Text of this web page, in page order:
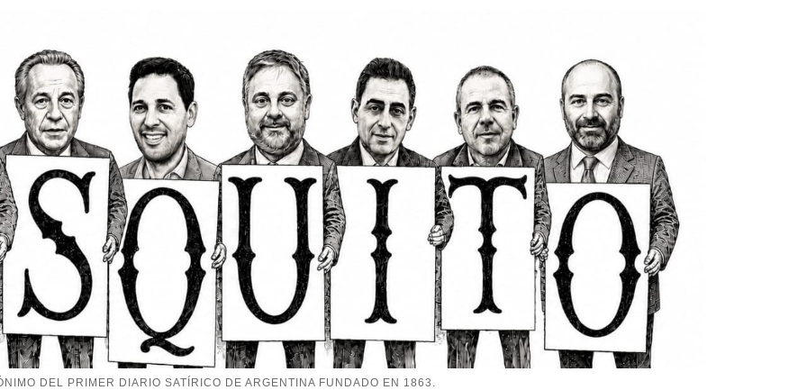
DEL PRIMER DIARIO SATÍRICO DE ARGENTINA FUNDADO EN 1863.